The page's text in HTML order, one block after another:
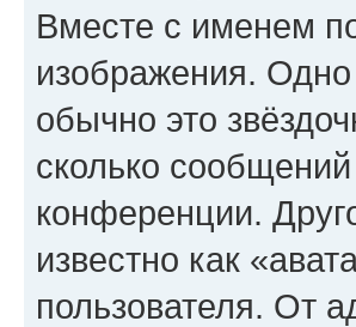
Вместе с именем
изображения.
обычно это
сколько
конференции.
известно как
пользователя. От